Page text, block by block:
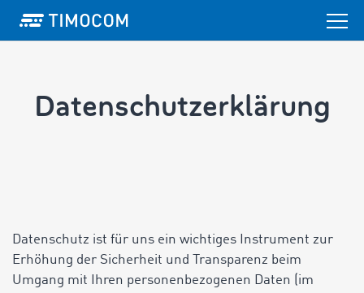
Datenschutzerklärung
Datenschutz ist für uns ein wichtiges Instrument zur
Erhöhung der Sicherheit und Transparenz beim
Umgang mit Ihren personenbezogenen Daten (im